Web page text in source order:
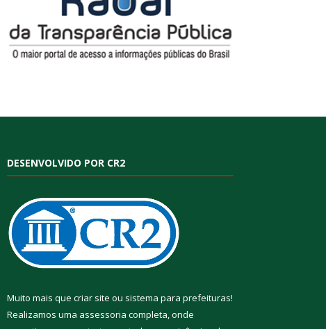
DESENVOLVIDO POR CR2
Muito mais que criar site ou sistema para prefeituras!
Realizamos uma assessoria completa, onde